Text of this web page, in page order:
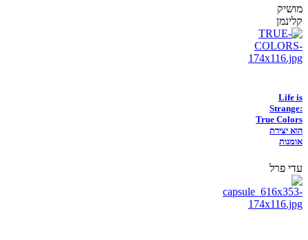
מושיק
קלינמן
Life is
Strange:
True Colors
הוא יצירת
אומנות
עדי פרל